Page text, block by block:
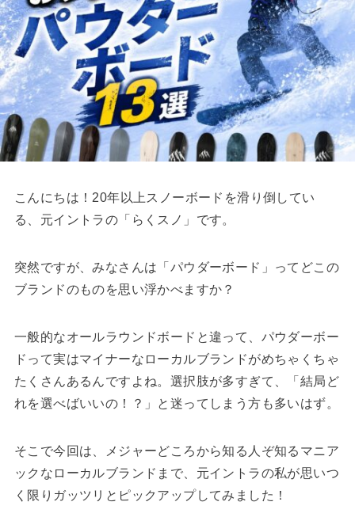
こんにちは！20年以上スノーボードを滑り倒してい
る、元イントラの「らくスノ」です。
突然ですが、みなさんは「パウダーボード」ってどこの
ブランドのものを思い浮かべますか？
一般的なオールラウンドボードと違って、パウダーボー
ドって実はマイナーなローカルブランドがめちゃくちゃ
たくさんあるんですよね。選択肢が多すぎて、「結局ど
れを選べばいいの！？」と迷ってしまう方も多いはず。
そこで今回は、メジャーどころから知る人ぞ知るマニア
ックなローカルブランドまで、元イントラの私が思いつ
く限りガッツリとピックアップしてみました！